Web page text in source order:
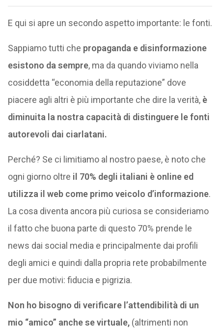
E qui si apre un secondo aspetto importante: le fonti.
Sappiamo tutti che propaganda e disinformazione
esistono da sempre, ma da quando viviamo nella
cosiddetta “economia della reputazione” dove
piacere agli altri è più importante che dire la verità,è
diminuita la nostra capacità di distinguere le fonti
autorevoli dai ciarlatani.
Perché? Se ci limitiamo al nostro paese, è noto che
ogni giorno oltre il 70% degli italiani è online ed
utilizza il web come primo veicolo d’informazione.
La cosa diventa ancora più curiosa se consideriamo
il fatto che buona parte di questo 70% prende le
news dai social media e principalmente dai profili
degli amici e quindi dalla propria rete probabilmente
per due motivi: fiducia e pigrizia.
Non ho bisogno di verificare l’attendibilità di un
mio “amico” anche se virtuale,(altrimenti non